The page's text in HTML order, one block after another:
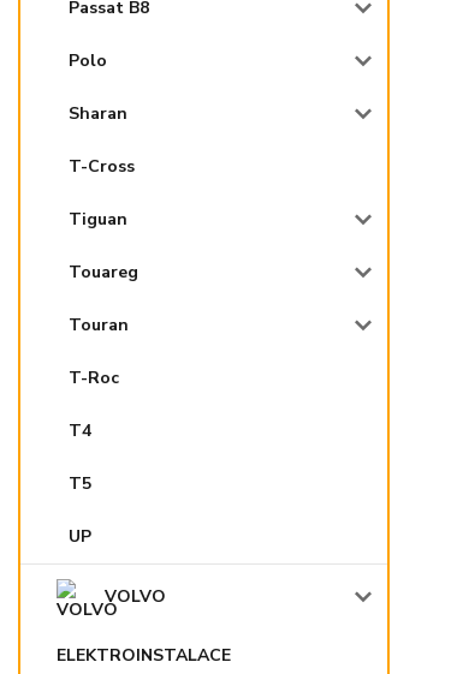
Passat B8
Polo
Sharan
T-Cross
Tiguan
Touareg
Touran
T-Roc
T4
T5
UP
VOLVO
ELEKTROINSTALACE